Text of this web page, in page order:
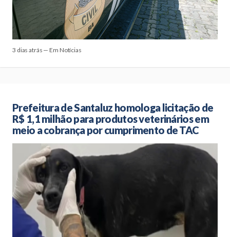
3 dias atrás — Em Notícias
Prefeitura de Santaluz homologa licitação de
R$ 1,1 milhão para produtos veterinários em
meio a cobrança por cumprimento de TAC